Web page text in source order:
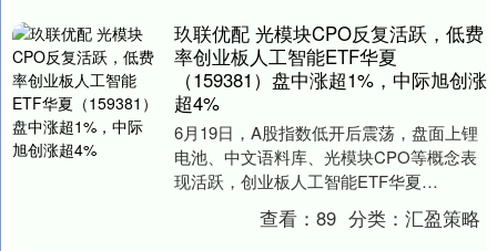
玖联优配 光模块CPO反复活跃，低费
率创业板人工智能ETF华夏
（159381）盘中涨超1%，中际旭创涨
超4%
6月19日，A股指数低开后震荡，盘面上锂
电池、中文语料库、光模块CPO等概念表
现活跃，创业板人工智能ETF华夏
（159381）盘中涨超1%，截至10:55，涨
查看：89 分类：汇盈策略